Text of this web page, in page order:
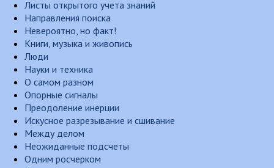
Листы открытого учета знаний
Направления поиска
Невероятно, но факт!
Книги, музыка и живопись
Люди
Науки и техника
О самом разном
Опорные сигналы
Преодоление инерции
Искусное разрезывание и сшивание
Между делом
Неожиданные подсчеты
Одним росчерком